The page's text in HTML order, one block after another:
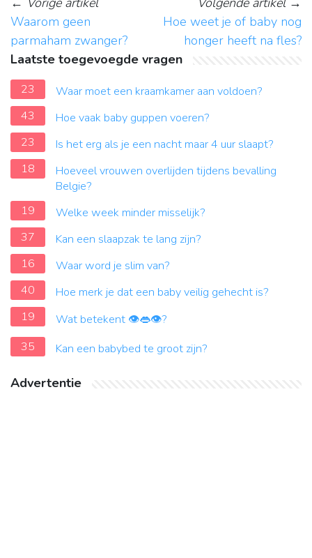
Waarom geen
parmaham zwanger?
Hoe weet je of baby nog
honger heeft na fles?
Laatste toegevoegde vragen
23
Waar moet een kraamkamer aan voldoen?
43
Hoe vaak baby guppen voeren?
23
Is het erg als je een nacht maar 4 uur slaapt?
18
Hoeveel vrouwen overlijden tijdens bevalling
Belgie?
19
Welke week minder misselijk?
37
Kan een slaapzak te lang zijn?
16
Waar word je slim van?
40
Hoe merk je dat een baby veilig gehecht is?
19
Wat betekent 👁👄👁?
35
Kan een babybed te groot zijn?
Advertentie